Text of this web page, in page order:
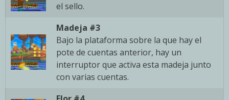
el sello.
Madeja #3
Bajo la plataforma sobre la que hay el
pote de cuentas anterior, hay un
interruptor que activa esta madeja junto
con varias cuentas.